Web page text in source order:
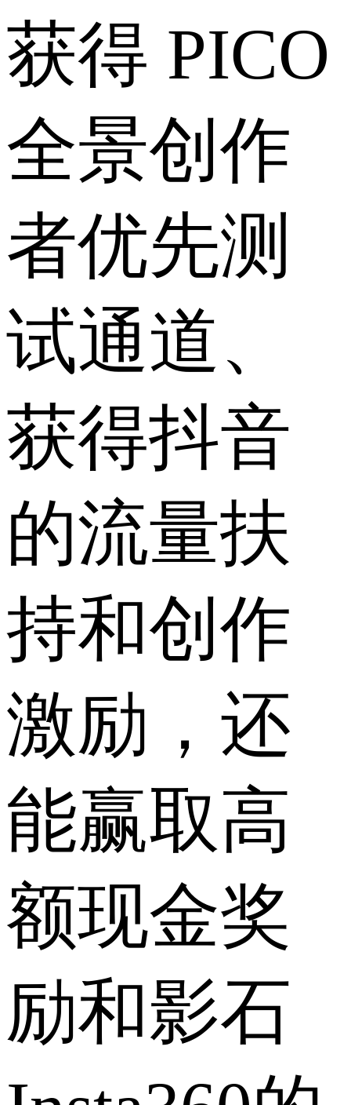
获得 PICO
全景创作
者优先测
试通道、
获得抖音
的流量扶
持和创作
激励，还
能赢取高
额现金奖
励和影石